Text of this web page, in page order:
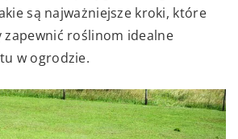
są najważniejsze kroki, które
roślinom idealne
w ogrodzie.